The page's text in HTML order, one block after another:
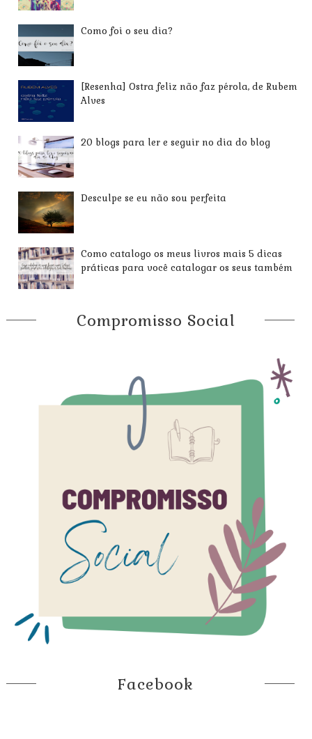
Como foi o seu dia?
[Resenha] Ostra feliz não faz pérola, de Rubem
Alves
20 blogs para ler e seguir no dia do blog
Desculpe se eu não sou perfeita
Como catalogo os meus livros mais 5 dicas
práticas para você catalogar os seus também
Compromisso Social
Facebook